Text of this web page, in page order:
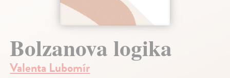
Bolzanova logika
Valenta Lubomír